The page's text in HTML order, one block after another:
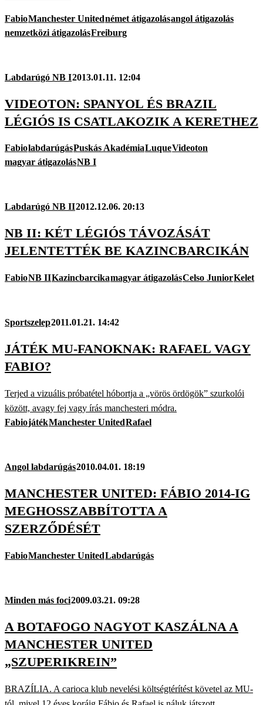
FabioManchester Unitednémet átigazolásangol átigazolás
nemzetközi átigazolásFreiburg
Labdarúgó NB I2013.01.11. 12:04
VIDEOTON: SPANYOL ÉS BRAZIL
LÉGIÓS IS CSATLAKOZIK A KERETHEZ
FabiolabdarúgásPuskás AkadémiaLuqueVideoton
magyar átigazolásNB I
Labdarúgó NB II2012.12.06. 20:13
NB II: KÉT LÉGIÓS TÁVOZÁSÁT
JELENTETTÉK BE KAZINCBARCIKÁN
FabioNB IIKazincbarcikamagyar átigazolásCelso JuniorKelet
Sportszelep2011.01.21. 14:42
JÁTÉK MU-FANOKNAK: RAFAEL VAGY
FABIO?
Terjed a vizuális próbatétel hóbortja a „vörös ördögök” szurkolói
között, avagy fej vagy írás manchesteri módra.
FabiojátékManchester UnitedRafael
Angol labdarúgás2010.04.01. 18:19
MANCHESTER UNITED: FÁBIO 2014-IG
MEGHOSSZABBÍTOTTA A
SZERZŐDÉSÉT
FabioManchester UnitedLabdarúgás
Minden más foci2009.03.21. 09:28
A BOTAFOGO NAGYOT KASZÁLNA A
MANCHESTER UNITED
„SZUPERIKREIN”
BRAZÍLIA. A carioca klub nevelési költségtérítést követel az MU-